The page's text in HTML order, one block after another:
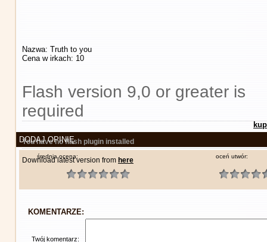
Nazwa: Truth to you
Cena w irkach: 10
Flash version 9,0 or greater is
required
You have no flash plugin installed
Download latest version from here
DODAJ OPINIĘ
średnia ocena: oceń utwór:
KOMENTARZE:
Twój komentarz: